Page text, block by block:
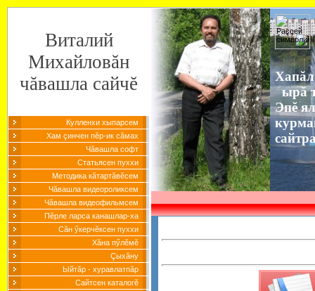
Виталий
Михайловăн
чăвашла сайчĕ
Кулленхи хыпарсем
Хам çинчен пĕр-ик сăмах
Чăвашла софт
Статьясен пуххи
Методика кăтартăвĕсем
Чăвашла видеороликсем
Чăвашла видеофильмсем
Пĕрле ларса канашлар-ха
Сăн ӳкерчĕксен пуххи
Хăна пӳлĕмĕ
Çыхăну
Ыйтăр - хуравлатпăр
Сайтсен каталогĕ
ырă
Эпĕ